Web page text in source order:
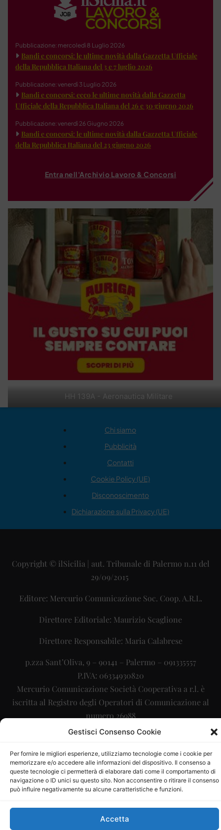
Gestisci Consenso Cookie
Per fornire le migliori esperienze, utilizziamo tecnologie come i cookie per
memorizzare e/o accedere alle informazioni del dispositivo. Il consenso a
queste tecnologie ci permetterà di elaborare dati come il comportamento di
navigazione o ID unici su questo sito. Non acconsentire o ritirare il consenso
può influire negativamente su alcune caratteristiche e funzioni.
Accetta
HH 139A - Aeronautica Militare
Pubblicazione: mercoledì 8 Luglio 2026
Bandi e concorsi: le ultime novità dalla Gazzetta Ufficiale
della Repubblica Italiana del 3 e 7 luglio 2026
Pubblicazione: venerdì 3 Luglio 2026
Bandi e concorsi: ecco le ultime novità dalla Gazzetta
Ufficiale della Repubblica Italiana del 26 e 30 giugno 2026
Pubblicazione: venerdì 26 Giugno 2026
Bandi e concorsi: le ultime novità dalla Gazzetta Ufficiale
della Repubblica Italiana del 23 giugno 2026
Entra nell'Archivio Lavoro & Concorsi
Chi siamo
Pubblicità
Contatti
Cookie Policy (UE)
Disconoscimento
Dichiarazione sulla Privacy (UE)
Copyright © ilSicilia | aut. Tribunale di Palermo n.11 del
29/09/2015
Editore: Mercurio Comunicazione Soc. Coop. A.R.L.
Direttore Editoriale: Maurizio Scaglione
Direttore Responsabile: Maria Calabrese
p.zza Sant’Oliva, 9 – 90141 – Palermo – 091335557
P.IVA: 06334930820
Mercurio Comunicazione Società Cooperativa a r.l. è
iscritta al Registro degli Operatori di Comunicazione al
numero 26988
Sito gestito daLa Digitale srl– info@ladigitale.it